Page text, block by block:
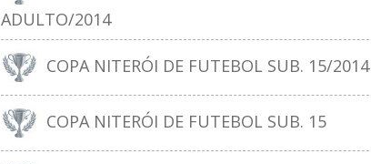
ADULTO/2014
COPA NITERÓI DE FUTEBOL SUB. 15/2014
COPA NITERÓI DE FUTEBOL SUB. 15